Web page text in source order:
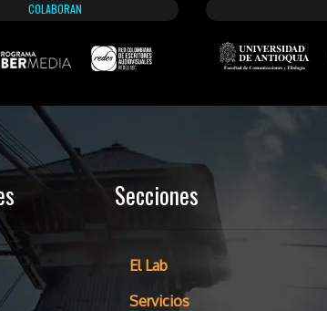
COLABORAN
Secciones
El Lab
Servicios